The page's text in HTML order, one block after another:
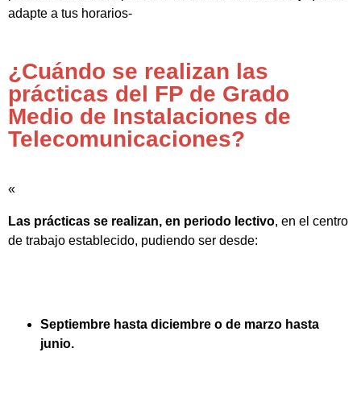
adapte a tus horarios-
¿Cuándo se realizan las
prácticas del FP de Grado
Medio de Instalaciones de
Telecomunicaciones?
«
Las prácticas se realizan, en periodo lectivo, en el centro
de trabajo establecido, pudiendo ser desde:
Septiembre hasta diciembre o de marzo hasta
junio.